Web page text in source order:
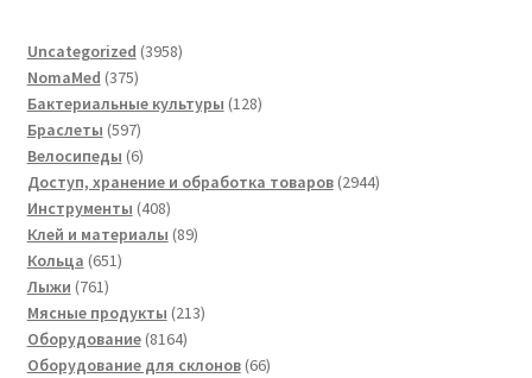
Uncategorized 39583958
NomaMed 375375
товаров
Бактериальные культуры 128128
Браслеты 597597
товаров
Велосипеды 66
товаров
Доступ, хранение и обработка товаров 29442944
Инструменты 408408
товаров
Клей и материалы 8989
Кольца 651651
Лыжи 761761
товар
Мясные продукты 213213
Оборудование 81648164
товара
Оборудование для склонов 6666